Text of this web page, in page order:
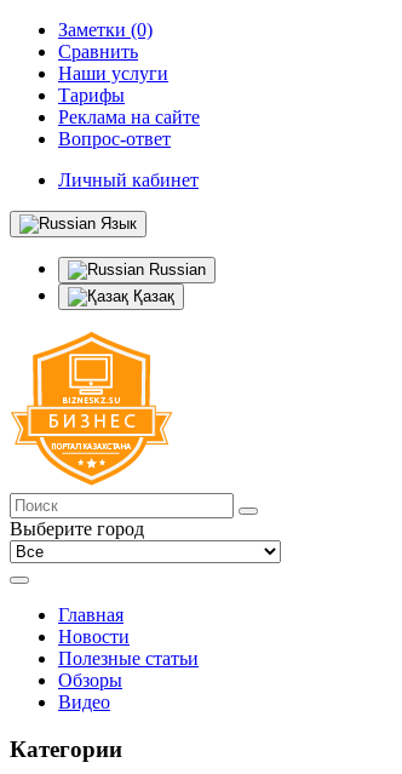
Заметки (0)
Сравнить
Наши услуги
Тарифы
Реклама на сайте
Вопрос-ответ
Личный кабинет
Язык
Russian
Қазақ
Выберите город
Главная
Новости
Полезные статьи
Обзоры
Видео
Категории